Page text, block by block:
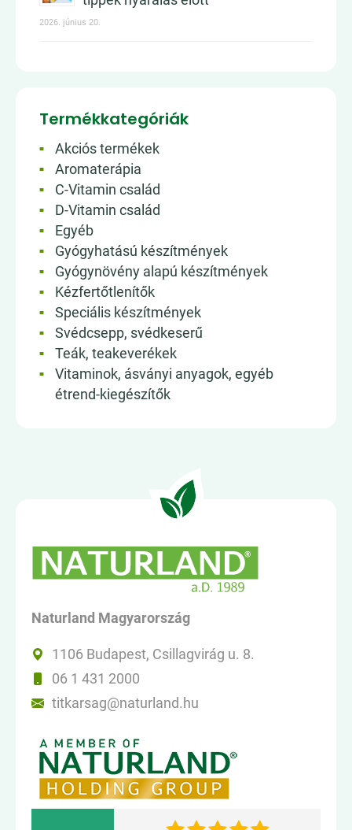
2026. június 20.
Termékkategóriák
Akciós termékek
Aromaterápia
C-Vitamin család
D-Vitamin család
Egyéb
Gyógyhatású készítmények
Gyógynövény alapú készítmények
Kézfertőtlenítők
Speciális készítmények
Svédcsepp, svédkeserű
Teák, teakeverékek
Vitaminok, ásványi anyagok, egyéb
étrend-kiegészítők
Naturland Magyarország
1106 Budapest, Csillagvirág u. 8.
06 1 431 2000
titkarsag@naturland.hu